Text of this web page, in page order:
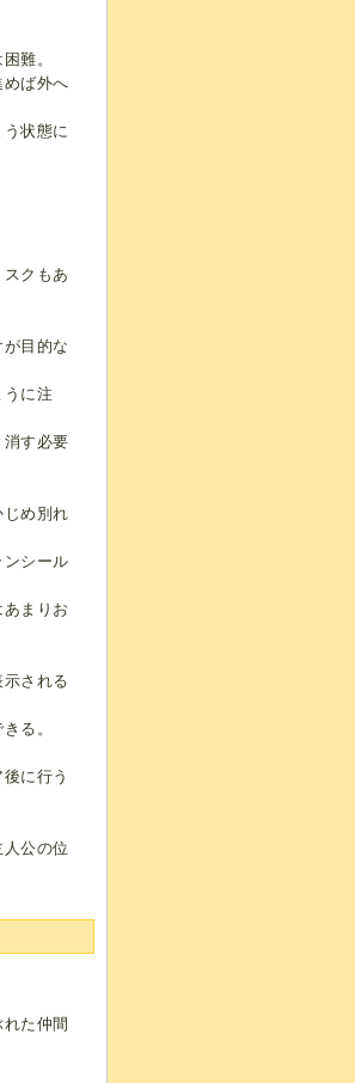
難。
ば外へ
状態に
クもあ
目的な
に注
す必要
め別れ
シール
まりお
される
る。
に行う
公の位
た仲間